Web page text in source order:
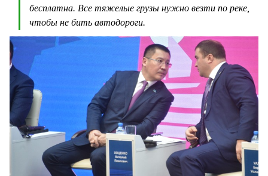
бесплатна. Все тяжелые грузы нужно везти по реке,
чтобы не бить автодороги.